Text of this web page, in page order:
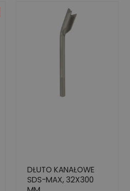
DŁUTO KANAŁOWE
SDS-MAX, 32X300